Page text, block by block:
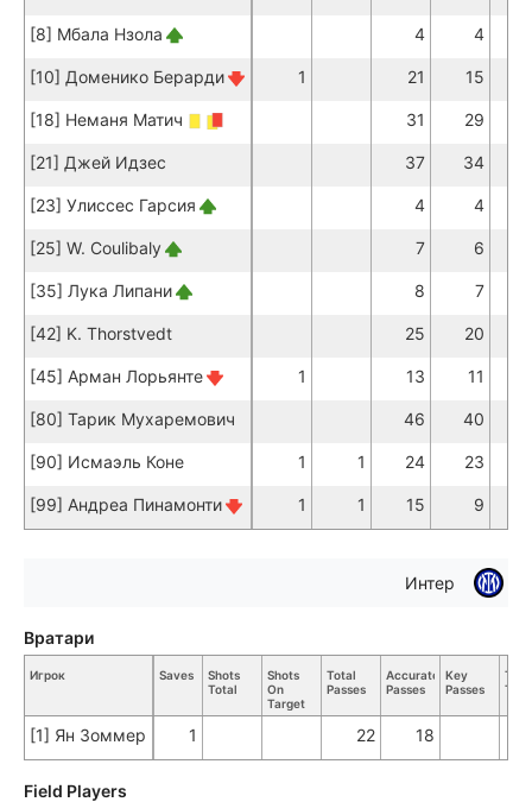
[8] Мбала Нзола 4 4
[10] Доменико Берарди 1 21 15
[18] Неманя Матич 31 29
[21] Джей Идзес 37 34
[23] Улиссес Гарсия 4 4
[25] W. Coulibaly 7 6
[35] Лука Липани 8 7
[42] K. Thorstvedt 25 20
[45] Арман Лорьянте 1 13 11
[80] Тарик Мухаремович 46 40
[90] Исмаэль Коне 1 1 24 23
[99] Андреа Пинамонти 1 1 15 9
Интер
Игрок Saves
Shots
Total
Shots
On
Target
Total
Passes
Accurate
Passes
Key
Passes
[1] Ян Зоммер 1 22 18
Вратари
Field Players